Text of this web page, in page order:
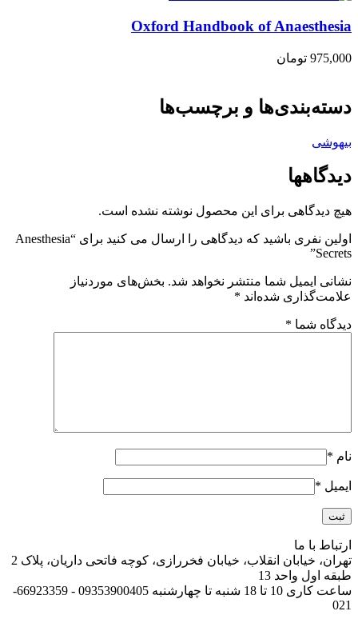
Oxford Handbook of Anaesthesia
975,000 تومان
دسته‌بندی‌ها و برچسب‌ها
بیهوشی
دیدگاهها
هیچ دیدگاهی برای این محصول نوشته نشده است.
اولین نفری باشید که دیدگاهی را ارسال می کنید برای “Anesthesia
Secrets”
نشانی ایمیل شما منتشر نخواهد شد. بخش‌های موردنیاز
علامت‌گذاری شده‌اند *
دیدگاه شما *
نام *
ایمیل *
ارتباط با ما
تهران، خیابان انقلاب، خیابان فخررازی، کوچه فاتحی داریان، پلاک 2
طبقه اول واحد 13
ساعت کاری 10 تا 18 شنبه تا چهارشنبه 09353900405 - 66923359-
021